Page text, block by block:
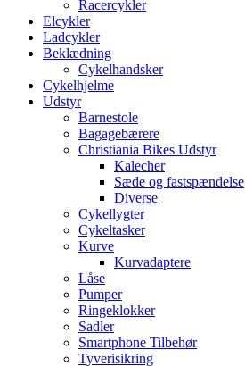
Racercykler
Elcykler
Ladcykler
Beklædning
Cykelhandsker
Cykelhjelme
Udstyr
Barnestole
Bagagebærere
Christiania Bikes Udstyr
Kalecher
Sæde og fastspændelse
Diverse
Cykellygter
Cykeltasker
Kurve
Kurvadaptere
Låse
Pumper
Ringeklokker
Sadler
Smartphone Tilbehør
Tyverisikring